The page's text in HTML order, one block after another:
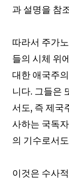
과 설명을 참
따라서 주가
들의 시체 위
대한 애국주
니다. 그들은
서도, 즉 제국
사하는 국독
의 기수로서
이것은 수사